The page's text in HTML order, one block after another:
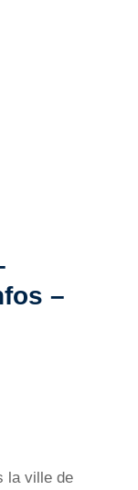
–
la ville de